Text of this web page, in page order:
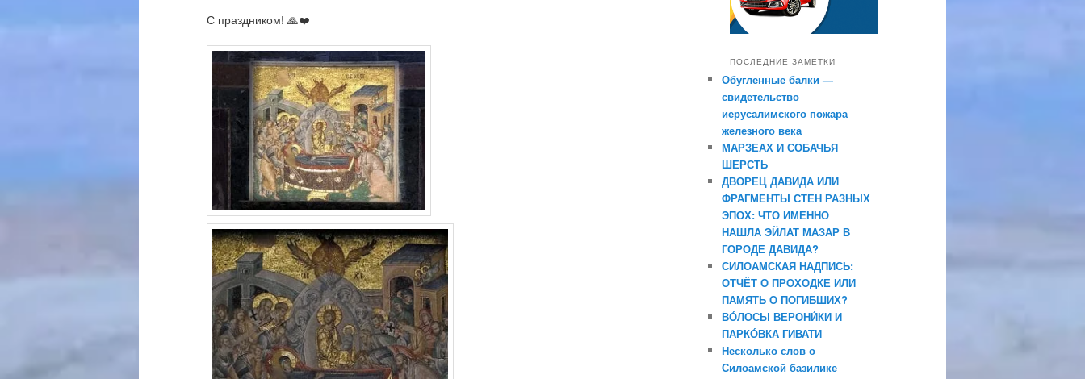
С праздником! 🙏❤️
ПОСЛЕДНИЕ ЗАМЕТКИ
Обугленные балки —
свидетельство
иерусалимского пожара
железного века
МАРЗЕАХ И СОБАЧЬЯ
ШЕРСТЬ
ДВОРЕЦ ДАВИДА ИЛИ
ФРАГМЕНТЫ СТЕН РАЗНЫХ
ЭПОХ: ЧТО ИМЕННО
НАШЛА ЭЙЛАТ МАЗАР В
ГОРОДЕ ДАВИДА?
СИЛОАМСКАЯ НАДПИСЬ:
ОТЧЁТ О ПРОХОДКЕ ИЛИ
ПАМЯТЬ О ПОГИБШИХ?
ВО́ЛОСЫ ВЕРОНИ́КИ И
ПАРКО́ВКА ГИВАТИ
Несколько слов о
Силоамской базилике